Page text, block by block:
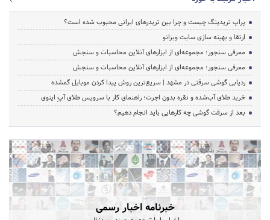
پراپ تریدینگ چیست و چرا بین تریدرهای ایرانی محبوب شده است؟
ارتقا و بهینه سازی سایت وبرانو
معرفی سنجور؛ مجموعه‌ای از ابزارهای آنلاین محاسبات و سنجش
معرفی سنجور؛ مجموعه‌ای از ابزارهای آنلاین محاسبات و سنجش
ردیابی گوشی سرقتی در مشهد | سریع‌ترین روش پیدا کردن موبایل گمشده
خرید طلای آب‌شده و نقره بدون اجرت؛ راهنمای کار با سرویس طلای آپِ اینوی
بعد از سرقت گوشی چه کارهایی باید انجام دهیم؟
خبرنامه اخبار رسمی